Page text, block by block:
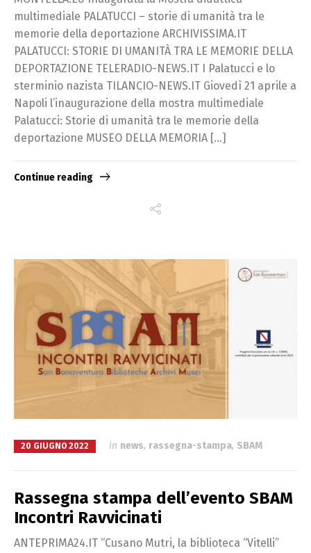
multimediale PALATUCCI – storie di umanità tra le
memorie della deportazione ARCHIVISSIMA.IT
PALATUCCI: STORIE DI UMANITÀ TRA LE MEMORIE DELLA
DEPORTAZIONE TELERADIO-NEWS.IT I Palatucci e lo
sterminio nazista TILANCIO-NEWS.IT Giovedì 21 aprile a
Napoli l’inaugurazione della mostra multimediale
Palatucci: Storie di umanità tra le memorie della
deportazione MUSEO DELLA MEMORIA […]
Continue reading
20 GIUGNO 2022 in news, rassegna-stampa, SBAM
Rassegna stampa dell’evento SBAM
Incontri Ravvicinati
ANTEPRIMA24.IT “Cusano Mutri, la biblioteca “Vitelli”